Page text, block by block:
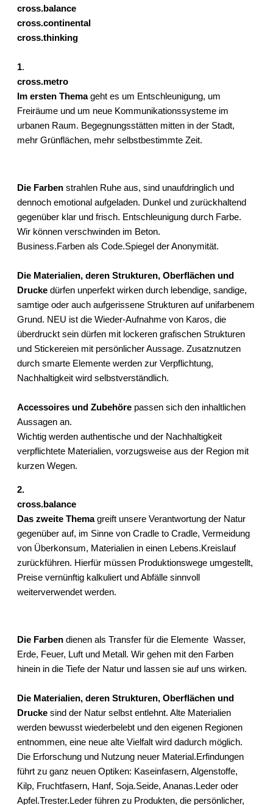
cross.balance
cross.continental
cross.thinking
1.
cross.metro
Im ersten Themageht es um Entschleunigung, um
Freiräume und um neue Kommunikationssysteme im
urbanen Raum. Begegnungsstätten mitten in der Stadt,
mehr Grünflächen, mehr selbstbestimmte Zeit.
Die Farben strahlen Ruhe aus, sind unaufdringlich und
dennoch emotional aufgeladen. Dunkel und zurückhaltend
gegenüber klar und frisch. Entschleunigung durch Farbe.
Wir können verschwinden im Beton.
Business.Farben als Code.Spiegel der Anonymität.
Die Materialien, deren Strukturen, Oberflächen und
Drucke dürfen unperfekt wirken durch lebendige, sandige,
samtige oder auch aufgerissene Strukturen auf unifarbenem
Grund. NEU ist die Wieder-Aufnahme von Karos, die
überdruckt sein dürfen mit lockeren grafischen Strukturen
und Stickereien mit persönlicher Aussage. Zusatznutzen
durch smarte Elemente werden zur Verpflichtung,
Nachhaltigkeit wird selbstverständlich.
Accessoires und Zubehöre passen sich den inhaltlichen
Aussagen an.
Wichtig werden authentische und der Nachhaltigkeit
verpflichtete Materialien, vorzugsweise aus der Region mit
kurzen Wegen.
2.
cross.balance
Das zweite Themagreift unsere Verantwortung der Natur
gegenüber auf, im Sinne von Cradle to Cradle, Vermeidung
von Überkonsum, Materialien in einen Lebens.Kreislauf
zurückführen. Hierfür müssen Produktionswege umgestellt,
Preise vernünftig kalkuliert und Abfälle sinnvoll
weiterverwendet werden.
Die Farben dienen als Transfer für die Elemente Wasser,
Erde, Feuer, Luft und Metall. Wir gehen mit den Farben
hinein in die Tiefe der Natur und lassen sie auf uns wirken.
Die Materialien, deren Strukturen, Oberflächen und
Drucke sind der Natur selbst entlehnt. Alte Materialien
werden bewusst wiederbelebt und den eigenen Regionen
entnommen, eine neue alte Vielfalt wird dadurch möglich.
Die Erforschung und Nutzung neuer Material.Erfindungen
führt zu ganz neuen Optiken: Kaseinfasern, Algenstoffe,
Kilp, Fruchtfasern, Hanf, Soja.Seide, Ananas.Leder oder
Apfel.Trester.Leder führen zu Produkten, die persönlicher,